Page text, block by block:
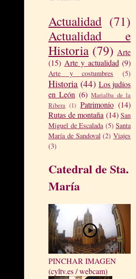
Actualidad (71)
Actualidad e
Historia (79) Arte
(15) Arte y actualidad (9)
Arte y costumbres (5)
Historia (44) Los judíos
en León (6) Marialba de la
Ribera (1) Patrimonio (14)
Rutas de montaña (14) San
Miguel de Escalada (5) Santa
María de Sandoval (2) Viajes
(3)
Catedral de Sta.
María
PINCHAR IMAGEN
(cyltv.es / webcam)